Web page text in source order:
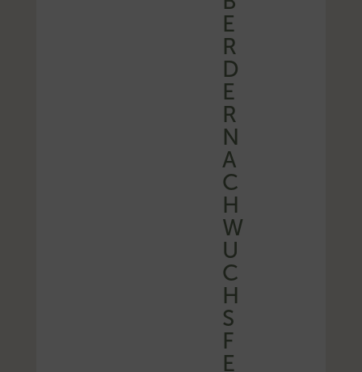
E
R
D
E
R
N
A
C
H
W
U
C
H
S
F
E